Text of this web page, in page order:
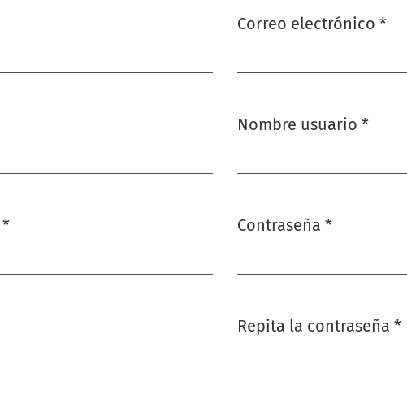
*
Correo electrónico *
Nombre usuario *
Contraseña *
Repita la contraseña *